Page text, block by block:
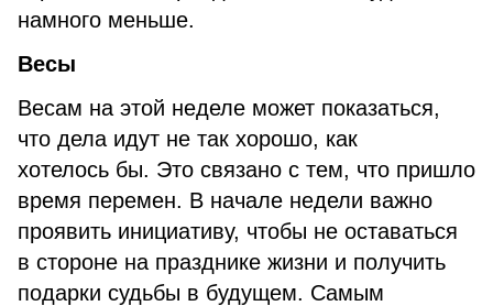
намного меньше.
Весы
Весам на этой неделе может показаться,
что дела идут не так хорошо, как
хотелось бы. Это связано с тем, что пришло
время перемен. В начале недели важно
проявить инициативу, чтобы не оставаться
в стороне на празднике жизни и получить
подарки судьбы в будущем. Самым